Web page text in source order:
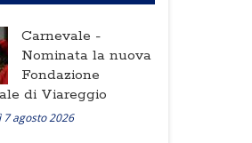
Carnevale -
Nominata la nuova
Fondazione
di Viareggio
7 agosto 2026